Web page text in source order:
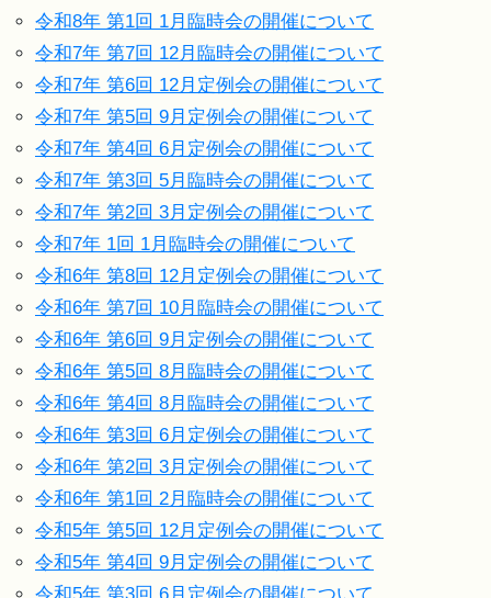
令和8年 第1回 1月臨時会の開催について
令和7年 第7回 12月臨時会の開催について
令和7年 第6回 12月定例会の開催について
令和7年 第5回 9月定例会の開催について
令和7年 第4回 6月定例会の開催について
令和7年 第3回 5月臨時会の開催について
令和7年 第2回 3月定例会の開催について
令和7年 1回 1月臨時会の開催について
令和6年 第8回 12月定例会の開催について
令和6年 第7回 10月臨時会の開催について
令和6年 第6回 9月定例会の開催について
令和6年 第5回 8月臨時会の開催について
令和6年 第4回 8月臨時会の開催について
令和6年 第3回 6月定例会の開催について
令和6年 第2回 3月定例会の開催について
令和6年 第1回 2月臨時会の開催について
令和5年 第5回 12月定例会の開催について
令和5年 第4回 9月定例会の開催について